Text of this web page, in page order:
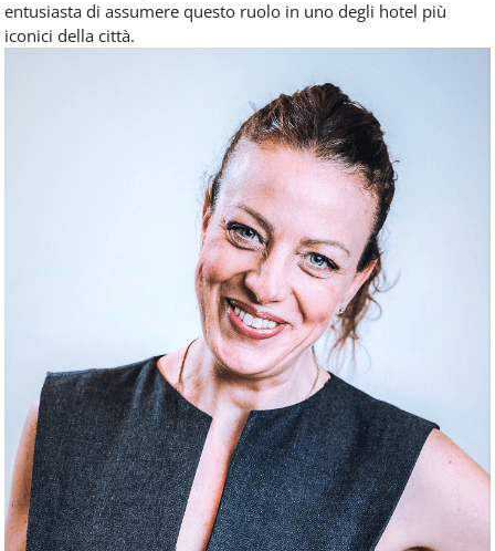
entusiasta di assumere questo ruolo in uno degli hotel più
iconici della città.